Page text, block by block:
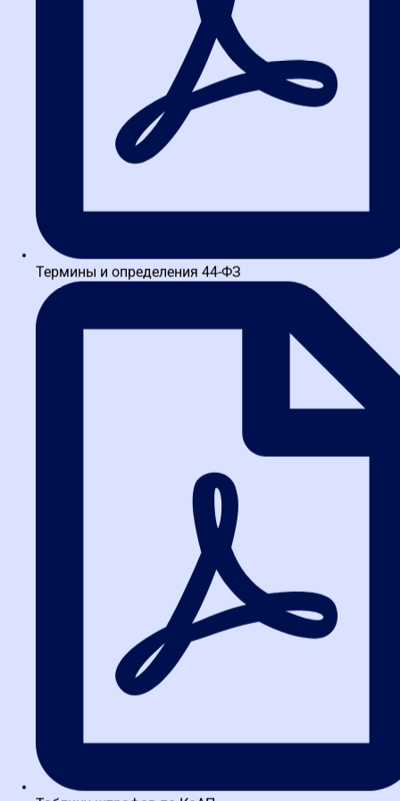
Нижегородская школа закупок, в Нижегородская школа
закупок и [city_from], стабильно превышает предложение.
Реальные карьерные траектории
Специалист контрактной службы → Руководитель
отдела закупок.
Путь, который требует глубоких знаний
44-ФЗ и навыков управления командой.
Менеджер по тендерам → Директор по снабжению.
Госслужащий → Независимый консультант.Многие
консалтинговые практики, помогая компаниям проходить
проверки и оптимизировать закупки.
Ключевой момент: без постоянного обучения закупкам
траектории остаются недостижимыми. Рынок не прощает
застоя.
Практические советы: как не
утонуть в море информации
наизусть. Это путь в никуда. Закон нужно понимать, а не
Совет 1: Изучайте не только закон,
но и практику ФАС
Решения контрольных органов — это кладезь информации.
Именно там разбираются реальные кейсы: почему отклонили
заявку, какие формулировки в ТЗ считаются ограничивающими
конкуренцию, как правильно обосновать выбор метода
закупки. Регулярный разбор таких решений формирует
профессиональное чутье.
Теория без практики мертва. Научитесь работать в личном
кабинете Единой информационной системы, разберитесь с
Термины и определения 44-ФЗ